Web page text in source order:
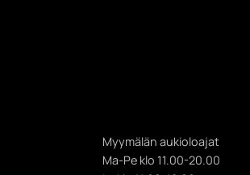
Myymälän aukioloajat
Ma-Pe klo 11.00-20.00